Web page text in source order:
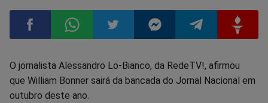
Compartilhar
no
Compartilhar
no
CompartilharCompartilharCompartilhar
O jornalista Alessandro Lo-Bianco, da RedeTV!, afirmou
que William Bonner sairá da bancada do Jornal Nacional em
outubro deste ano.